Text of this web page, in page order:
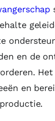
en de
en